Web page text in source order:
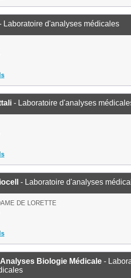
Laboratoire d'analyses médicales
- Laboratoire d'analyses
- Laboratoire d'analyses
DE LORETTE
Biologie Médicale -